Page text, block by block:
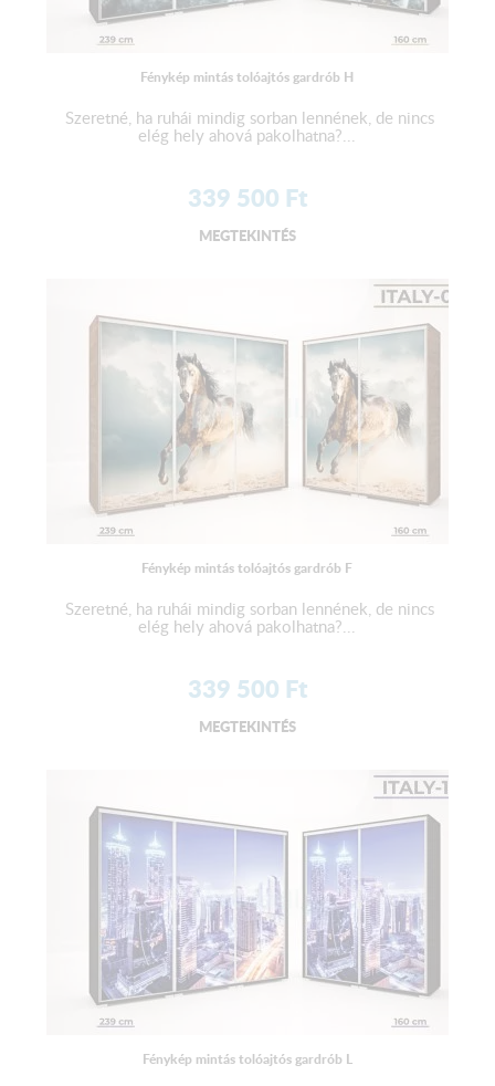
Fénykép mintás tolóajtós gardrób H
Szeretné, ha ruhái mindig sorban lennének, de nincs
elég hely ahová pakolhatna?...
339 500 Ft
MEGTEKINTÉS
Fénykép mintás tolóajtós gardrób F
Szeretné, ha ruhái mindig sorban lennének, de nincs
elég hely ahová pakolhatna?...
339 500 Ft
MEGTEKINTÉS
Fénykép mintás tolóajtós gardrób L